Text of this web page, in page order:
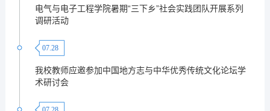
电气与电子工程学院暑期“三下乡”社会实践团队开展系列
调研活动
07.28
我校教师应邀参加中国地方志与中华优秀传统文化论坛学
术研讨会